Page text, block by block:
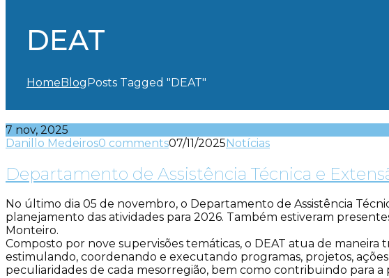
DEAT
HomeBlogPosts Tagged "DEAT"
7 nov, 2025
Danillo Medeiros0 comments07/11/2025Notícias
Departamento de Assistência Técnica e
No último dia 05 de novembro, o Departamento de Assistência
planejamento das atividades para 2026. Também estiveram
Monteiro.
Composto por nove supervisões temáticas, o DEAT atua de
estimulando, coordenando e executando programas, projetos,
peculiaridades de cada mesorregião, bem como contribuindo para